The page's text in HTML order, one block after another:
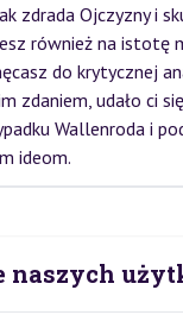
zdrada Ojczyzny i
również na istotę
do krytycznej
zdaniem, udało ci
Wallenroda i
ideom.
naszych